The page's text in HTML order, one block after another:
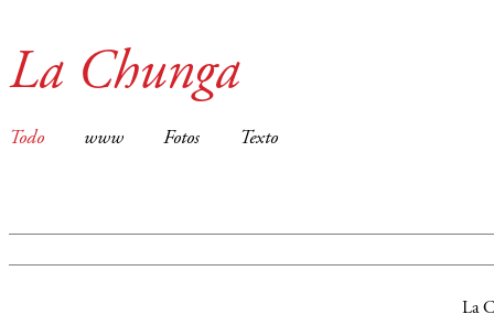
La Chunga
Todo www Fotos Texto
La